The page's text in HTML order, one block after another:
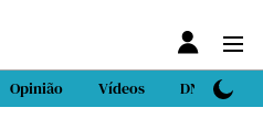
Opinião Vídeos DN Sport